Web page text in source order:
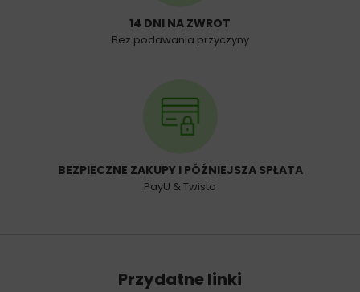
14 DNI NA ZWROT
Bez podawania przyczyny
BEZPIECZNE ZAKUPY I PÓŹNIEJSZA SPŁATA
PayU & Twisto
Przydatne linki